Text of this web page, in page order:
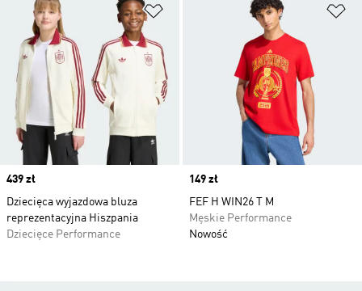
Dodaj do listy życzeń
Price
439 zł
Dziecięca wyjazdowa bluza
reprezentacyjna Hiszpania
Dziecięce Performance
Price
149 zł
FEF H WIN26 T M
Męskie Performance
Nowość